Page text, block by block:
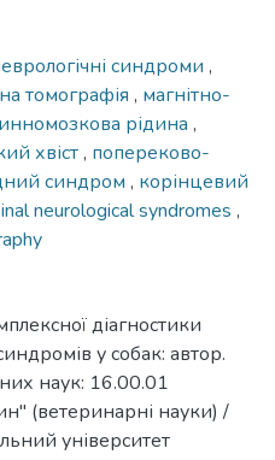
синдроми ,
томографія , магнітно-
рідина ,
хвіст, попереково-
синдром , корінцевий
neurological syndromes ,
діагностики
у собак: автор.
наук: 16.00.01
(ветеринарні науки) /
університет